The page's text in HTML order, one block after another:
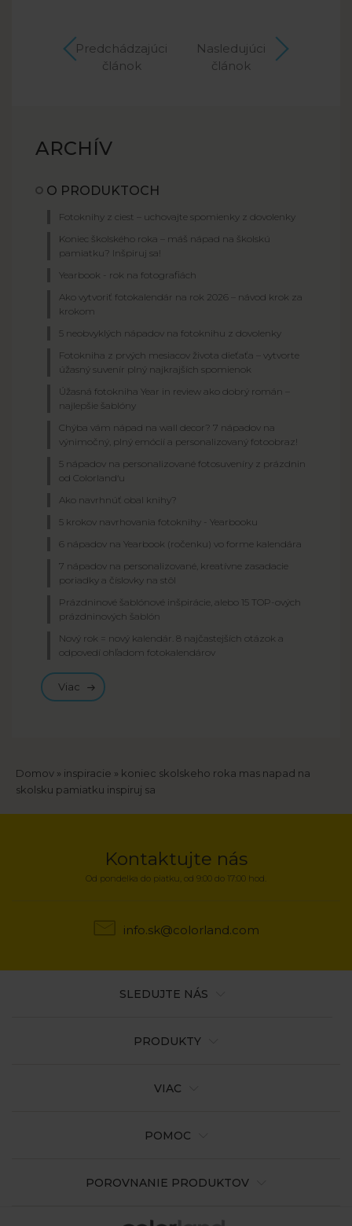
Predchádzajúci
článok
Nasledujúci
článok
ARCHÍV
O PRODUKTOCH
Fotoknihy z ciest – uchovajte spomienky z dovolenky
Koniec školského roka – máš nápad na školskú
pamiatku? Inšpiruj sa!
Yearbook - rok na fotografiách
Ako vytvoriť fotokalendár na rok 2026 – návod krok za
krokom
5 neobvyklých nápadov na fotoknihu z dovolenky
Fotokniha z prvých mesiacov života dieťaťa – vytvorte
úžasný suvenír plný najkrajších spomienok
Úžasná fotokniha Year in review ako dobrý román –
najlepšie šablóny
Chýba vám nápad na wall decor? 7 nápadov na
výnimočný, plný emócií a personalizovaný fotoobraz!
5 nápadov na personalizované fotosuveníry z prázdnin
od Colorland‘u
Ako navrhnúť obal knihy?
5 krokov navrhovania fotoknihy - Yearbooku
6 nápadov na Yearbook (ročenku) vo forme kalendára
7 nápadov na personalizované, kreatívne zasadacie
poriadky a číslovky na stôl
Prázdninové šablónové inšpirácie, alebo 15 TOP-ových
prázdninových šablón
Nový rok = nový kalendár. 8 najčastejších otázok a
odpovedí ohľadom fotokalendárov
Viac
Breadcrumb
Domov inspiracie
koniec skolskeho roka mas napad na
skolsku pamiatku inspiruj sa
Kontaktujte nás
Od pondelka do piatku, od 9:00 do 17:00 hod.
info.sk@colorland.com
PRODUKTY
VIAC
POMOC
POROVNANIE PRODUKTOV
SLEDUJTE NÁS